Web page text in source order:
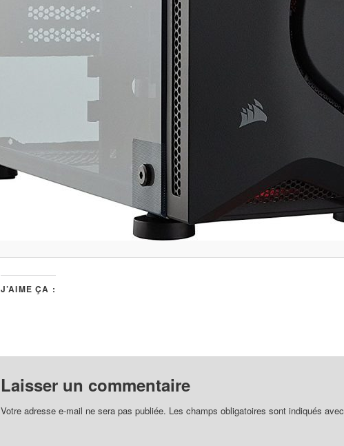
J’AIME ÇA :
Laisser un commentaire
Votre adresse e-mail ne sera pas publiée. Les champs obligatoires sont indiqués avec